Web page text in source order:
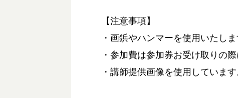
【注意事項】
・画鋲やハンマーを使用いたしま
・参加費は参加券お受け取りの
・講師提供画像を使用しています